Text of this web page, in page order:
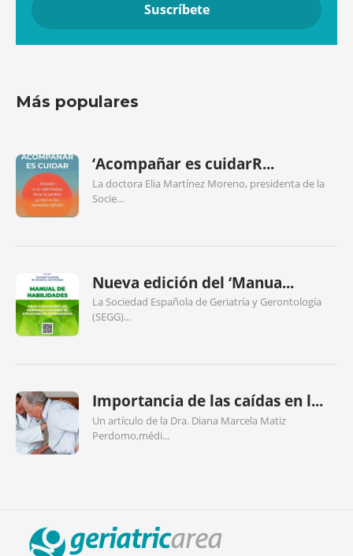
Más populares
‘Acompañar es cuidarR...
La doctora Elia Martínez Moreno, presidenta de la
Socie...
Nueva edición del ‘Manua...
La Sociedad Española de Geriatría y Gerontología
(SEGG)...
Importancia de las caídas en l...
Un artículo de la Dra. Diana Marcela Matiz
Perdomo,médi...